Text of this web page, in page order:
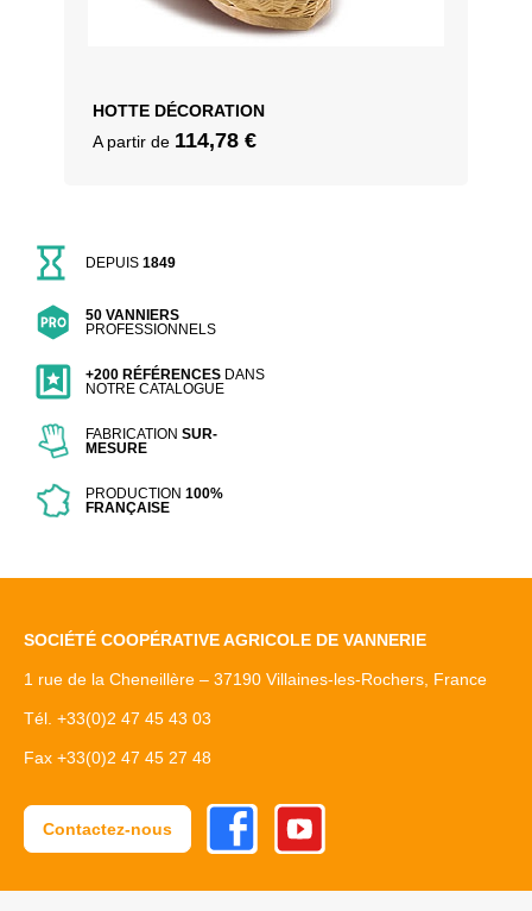
HOTTE DÉCORATION
A partir de 114,78 €
DEPUIS1849
50 VANNIERS
PROFESSIONNELS
+200 RÉFÉRENCES DANS
NOTRE CATALOGUE
FABRICATIONSUR-
MESURE
PRODUCTION100%
FRANÇAISE
SOCIÉTÉ COOPÉRATIVE AGRICOLE DE VANNERIE
1 rue de la Cheneillère – 37190 Villaines-les-Rochers, France
Tél. +33(0)2 47 45 43 03
Fax +33(0)2 47 45 27 48
Contactez-nous
FacebookYoutube